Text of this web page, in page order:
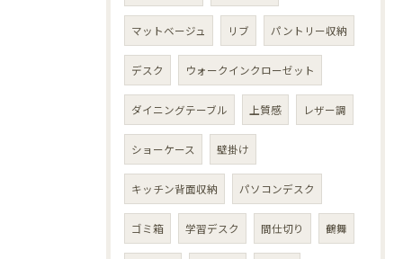
マットベージュ リブ パントリー収納
デスク ウォークインクローゼット
ダイニングテーブル 上質感 レザー調
ショーケース 壁掛け
キッチン背面収納 パソコンデスク
ゴミ箱 学習デスク 間仕切り 鶴舞